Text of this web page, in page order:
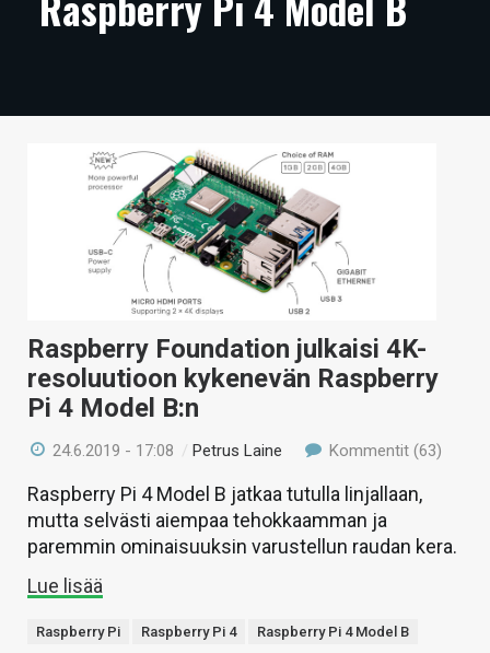
ARTIKKELIT
TECHBBS
HAKU
Raspberry Foundation julkaisi 4K-
resoluutioon kykenevän Raspberry
Pi 4 Model B:n
24.6.2019 - 17:08 /Petrus Laine Kommentit (63)
Raspberry Pi 4 Model B jatkaa tutulla linjallaan,
mutta selvästi aiempaa tehokkaamman ja
paremmin ominaisuuksin varustellun raudan kera.
Lue lisää
Raspberry Pi Raspberry Pi 4 Raspberry Pi 4 Model B